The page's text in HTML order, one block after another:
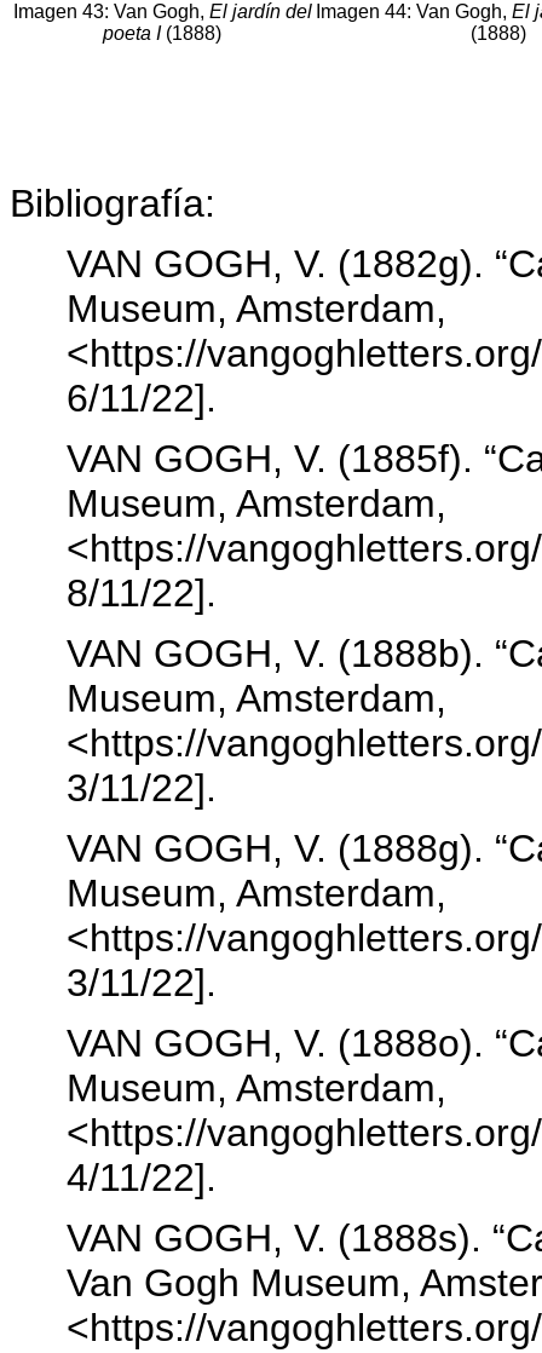
Imagen 43: Van Gogh, El jardín del
poeta I (1888)
Imagen 44: Van Gogh, El
(1888)
Bibliografía:
VAN GOGH, V. (1882g).
Museum, Amsterdam,
<https://
6/11/22].
VAN GOGH, V. (1885f).
Museum, Amsterdam,
<https://
8/11/22].
VAN GOGH, V. (1888b).
Museum, Amsterdam,
<https://
3/11/22].
VAN GOGH, V. (1888g).
Museum, Amsterdam,
<https://
3/11/22].
VAN GOGH, V. (1888o).
Museum, Amsterdam,
<https://
4/11/22].
VAN GOGH, V. (1888s).
Van Gogh Museum,
<https://